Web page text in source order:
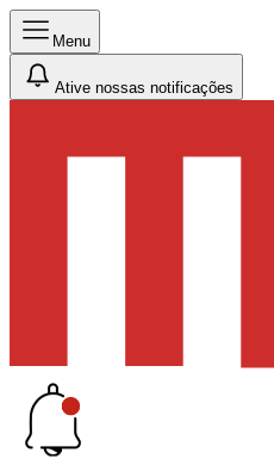
Menu
Ative nossas notificações